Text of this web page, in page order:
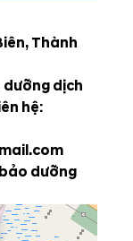
Thành
dưỡng dịch
hệ:
dưỡng